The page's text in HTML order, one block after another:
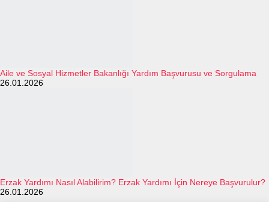
Aile ve Sosyal Hizmetler Bakanlığı Yardım Başvurusu ve Sorgulama
26.01.2026
Erzak Yardımı Nasıl Alabilirim? Erzak Yardımı İçin Nereye Başvurulur?
26.01.2026